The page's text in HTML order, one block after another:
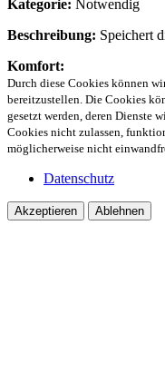
Kategorie: Notwendig
Beschreibung: Speichert
Komfort:
Durch diese Cookies können
bereitzustellen. Die Cookies
gesetzt werden, deren Dienste
Cookies nicht zulassen,
möglicherweise nicht
Datenschutz
Akzeptieren Ablehnen